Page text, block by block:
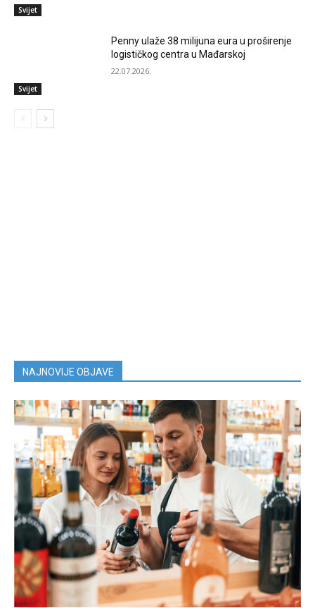
Svijet
Svijet
Penny ulaže 38 milijuna eura u proširenje
logističkog centra u Mađarskoj
22.07.2026.
NAJNOVIJE OBJAVE